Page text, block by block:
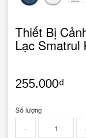
Thiết Bị
Lạc Smatrul
255.000₫
Số lượng
-